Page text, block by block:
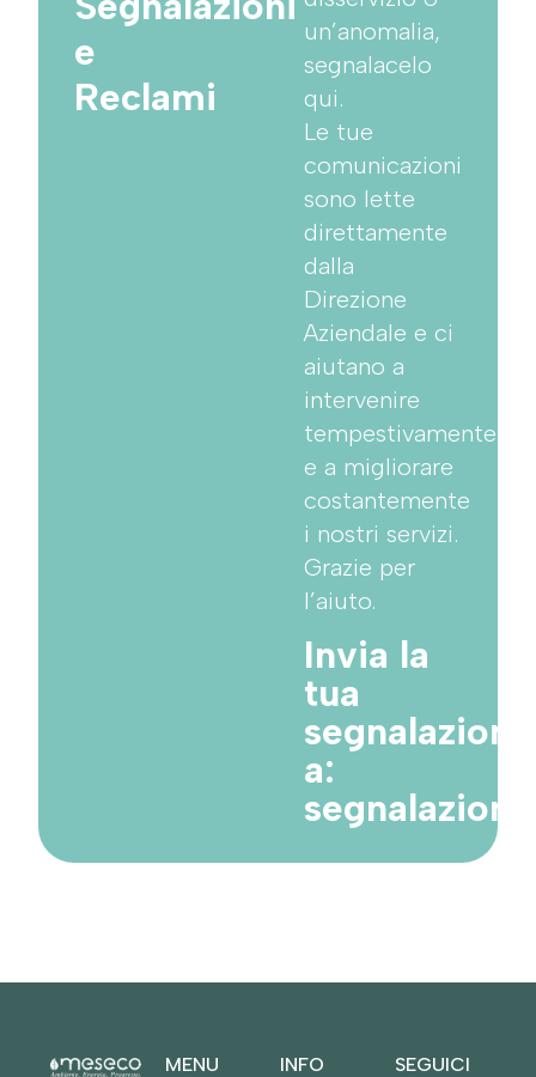
e
Reclami
un’anomalia,
segnalacelo
qui.
Le tue
comunicazioni
sono lette
direttamente
dalla
Direzione
Aziendale e ci
aiutano a
intervenire
tempestivamente
e a migliorare
costantemente
i nostri servizi.
Grazie per
l’aiuto.
Invia la
tua
segnalazione
a:
MENU
INFO
SEGUICI